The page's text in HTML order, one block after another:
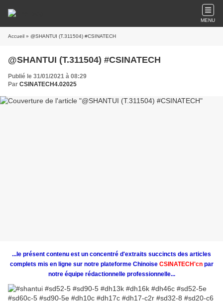
MENU
Accueil » @SHANTUI (T.311504) #CSINATECH
@SHANTUI (T.311504) #CSINATECH
Publié le 31/01/2021 à 08:29
Par CSINATECH4.02025
...le présent contenu est un concentré d'extraits succincts des articles
complets mis en ligne sur notre plateforme Chinoise CSINATECH'cn par
notre équipe rédactionnelle professionnelle...